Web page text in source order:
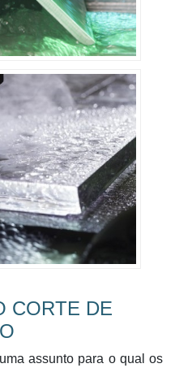
CORTE DE
assunto para o qual os